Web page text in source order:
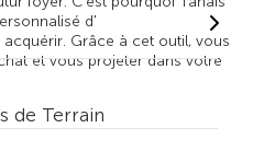
d'
acquérir. Grâce à cet outil, vous
et vous projeter dans votre
de Terrain